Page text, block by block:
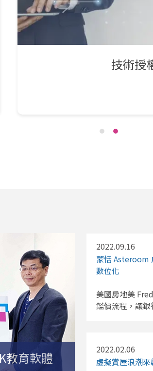
技術授
教育軟體
2022.09.16
蒙恬 Asteroom
數位化
美國房地美
鑑價流程，讓
地產業者和核
Housing
2022.02.06
虛擬賞屋浪潮